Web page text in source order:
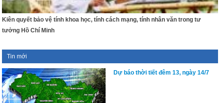
Kiên quyết bảo vệ tính khoa học, tính cách mạng, tính nhân văn trong tư
tưởng Hồ Chí Minh
Tin mới
Dự báo thời tiết đêm 13, ngày 14/7